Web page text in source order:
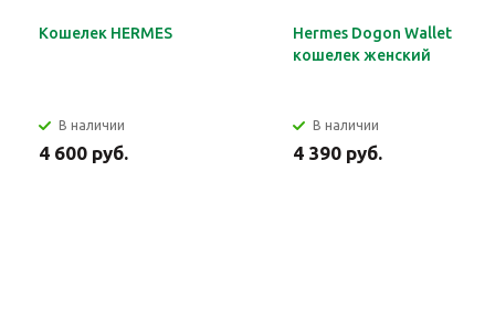
Кошелек HERMES
В наличии
4 600 руб.
Hermes Dogon Wallet
кошелек женский
В наличии
4 390 руб.